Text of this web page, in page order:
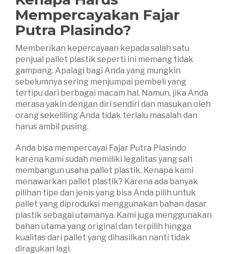
Mempercayakan Fajar
Putra Plasindo?
Memberikan kepercayaan kepada salah satu
penjual pallet plastik seperti ini memang tidak
gampang. Apalagi bagi Anda yang mungkin
sebelumnya sering menjumpai pembeli yang
tertipu dari berbagai macam hal. Namun, jika Anda
merasa yakin dengan diri sendiri dan masukan oleh
orang sekeliling Anda tidak terlalu masalah dan
harus ambil pusing.
Anda bisa mempercayai Fajar Putra Plasindo
karena kami sudah memiliki legalitas yang sah
membangun usaha pallet plastik. Kenapa kami
menawarkan pallet plastik? Karena ada banyak
pilihan tipe dan jenis yang bisa Anda pilih untuk
pallet yang diproduksi menggunakan bahan dasar
plastik sebagai utamanya. Kami juga menggunakan
bahan utama yang original dan terpilih hingga
kualitas dari pallet yang dihasilkan nanti tidak
diragukan lagi.